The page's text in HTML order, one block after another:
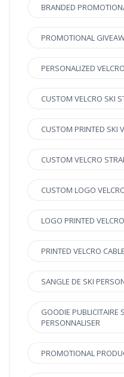
BRANDED
PROMOTIONAL
PERSONALIZED
CUSTOM VELCRO SKI
CUSTOM PRINTED SKI
CUSTOM VELCRO
CUSTOM LOGO
LOGO PRINTED
PRINTED VELCRO
SANGLE DE SKI
GOODIE PUBLICITAIRE
PERSONNALISER
PROMOTIONAL